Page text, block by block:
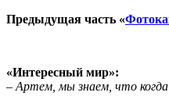
Предыдущая часть «
«Интересный мир»:
– Артем, мы знаем, что